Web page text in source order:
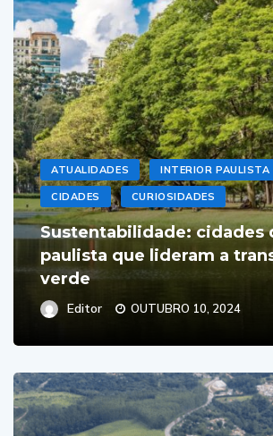
ATUALIDADES INTERIOR PAULISTA
CIDADES CURIOSIDADES
Sustentabilidade: cidades
paulista que lideram a
verde
Editor OUTUBRO 10, 2024